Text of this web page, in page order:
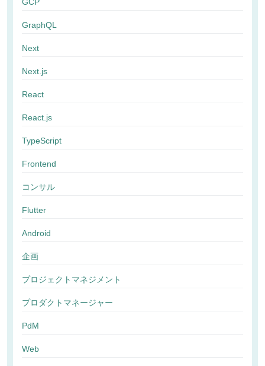
GraphQL
Next
Next.js
React
React.js
TypeScript
Frontend
コンサル
Flutter
Android
企画
プロジェクトマネジメント
プロダクトマネージャー
PdM
Web